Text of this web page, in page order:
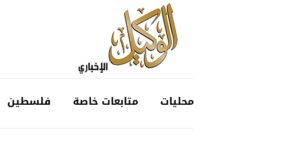
محليات متابعات خاصة فلسطين